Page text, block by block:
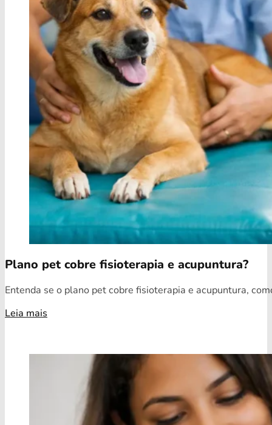
Plano pet cobre fisioterapia e acupuntura?
Entenda se o plano pet cobre fisioterapia e acupuntura,
Leia mais